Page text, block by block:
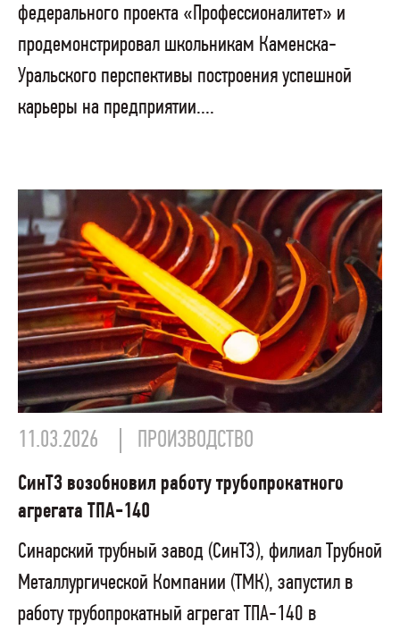
федерального проекта «Профессионалитет» и
продемонстрировал школьникам Каменска-
Уральского перспективы построения успешной
карьеры на предприятии....
11.03.2026 ПРОИЗВОДСТВО
СинТЗ возобновил работу трубопрокатного
агрегата ТПА-140
Синарский трубный завод (СинТЗ), филиал Трубной
Металлургической Компании (ТМК), запустил в
работу трубопрокатный агрегат ТПА-140 в